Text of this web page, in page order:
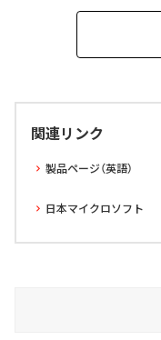
関連リンク
製品ページ（英語）
日本マイクロソフト